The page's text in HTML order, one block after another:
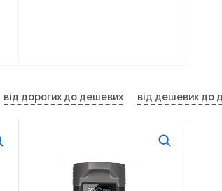
від дорогих до дешевих від дешевих до